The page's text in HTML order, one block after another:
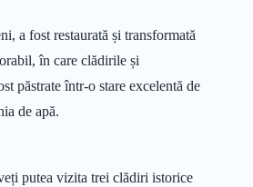
a fost restaurată și transformată
în care clădirile și
păstrate într-o stare excelentă de
de apă.
putea vizita trei clădiri istorice